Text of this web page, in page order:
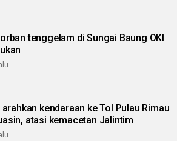
tenggelam di Sungai Baung OKI
kendaraan ke Tol Pulau Rimau
atasi kemacetan Jalintim